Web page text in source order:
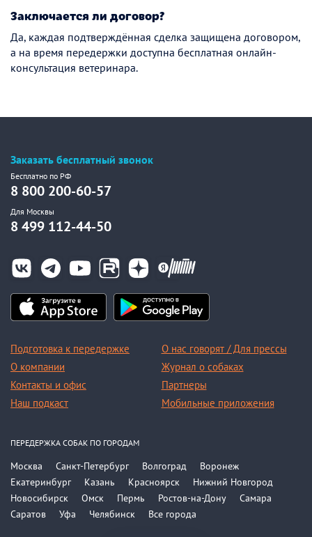
Заключается ли договор?
Да, каждая подтверждённая сделка защищена договором,
а на время передержки доступна бесплатная онлайн-
консультация ветеринара.
Заказать бесплатный звонок
Бесплатно по РФ
8 800 200-60-57
Для Москвы
8 499 112-44-50
Подготовка к передержке
О компании
Контакты и офис
Наш подкаст
О нас говорят / Для прессы
Журнал о собаках
Партнеры
Мобильные приложения
ПЕРЕДЕРЖКА СОБАК ПО ГОРОДАМ
Москва Санкт-Петербург Волгоград
Воронеж
Екатеринбург
Казань Красноярск
Нижний Новгород
Новосибирск
Омск Пермь Ростов-на-Дону
Самара
Саратов
Уфа Челябинск Все города